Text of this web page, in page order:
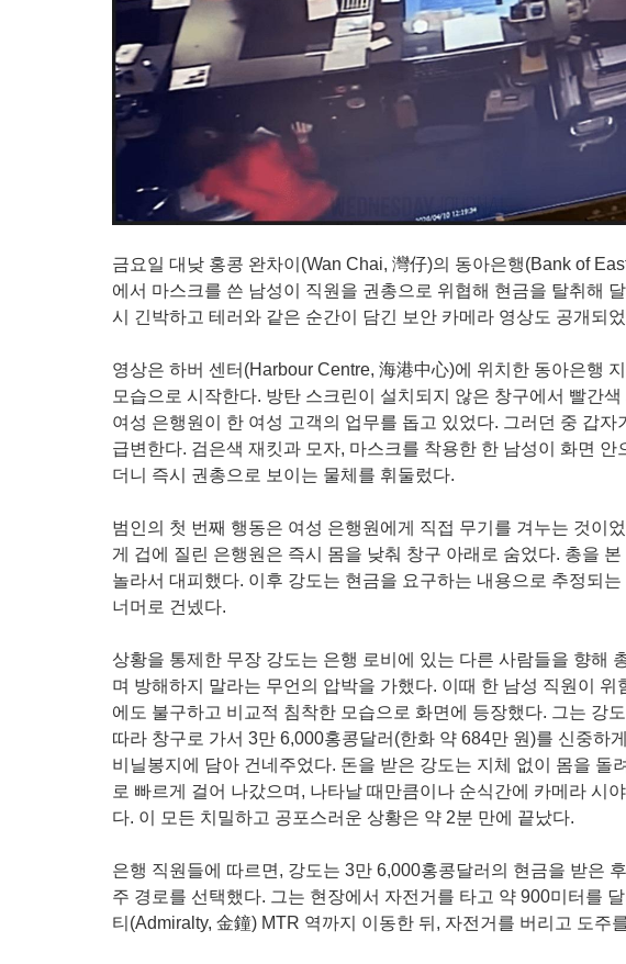
금요일 대낮 홍콩 완차이(Wan Chai, 灣仔)의 동아은행(Bank of
에서 마스크를 쓴 남성이 직원을 권총으로 위협해 현금을 탈취해
시 긴박하고 테러와 같은 순간이 담긴 보안 카메라 영상도 공개되
영상은 하버 센터(Harbour Centre, 海港中心)에 위치한 동아은행
모습으로 시작한다. 방탄 스크린이 설치되지 않은 창구에서 빨간
여성 은행원이 한 여성 고객의 업무를 돕고 있었다. 그러던 중 갑자
급변한다. 검은색 재킷과 모자, 마스크를 착용한 한 남성이 화면 안
더니 즉시 권총으로 보이는 물체를 휘둘렀다.
범인의 첫 번째 행동은 여성 은행원에게 직접 무기를 겨누는 것이
게 겁에 질린 은행원은 즉시 몸을 낮춰 창구 아래로 숨었다. 총을 본
놀라서 대피했다. 이후 강도는 현금을 요구하는 내용으로 추정되는
너머로 건넸다.
상황을 통제한 무장 강도는 은행 로비에 있는 다른 사람들을 향해
며 방해하지 말라는 무언의 압박을 가했다. 이때 한 남성 직원이 위
에도 불구하고 비교적 침착한 모습으로 화면에 등장했다. 그는 강도
따라 창구로 가서 3만 6,000홍콩달러(한화 약 684만 원)를 신중하
비닐봉지에 담아 건네주었다. 돈을 받은 강도는 지체 없이 몸을 돌
로 빠르게 걸어 나갔으며, 나타날 때만큼이나 순식간에 카메라 시
다. 이 모든 치밀하고 공포스러운 상황은 약 2분 만에 끝났다.
은행 직원들에 따르면, 강도는 3만 6,000홍콩달러의 현금을 받은
주 경로를 선택했다. 그는 현장에서 자전거를 타고 약 900미터를
티(Admiralty, 金鐘) MTR 역까지 이동한 뒤, 자전거를 버리고 도주